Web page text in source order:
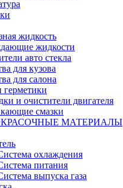
жидкость
жидкости
авто стекла
для кузова
для салона
герметики
и очистители двигателя
смазки
МАТЕРИАЛЫ
охлаждения
питания
выпуска газа